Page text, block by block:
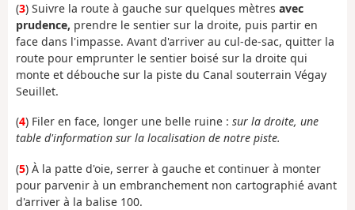
(3) Suivre la route à gauche sur quelques mètres avec
prudence, prendre le sentier sur la droite, puis partir en
face dans l'impasse. Avant d'arriver au cul-de-sac, quitter la
route pour emprunter le sentier boisé sur la droite qui
monte et débouche sur la piste du Canal souterrain Végay
Seuillet.
(4) Filer en face, longer une belle ruine : sur la droite, une
table d'information sur la localisation de notre piste.
(5) À la patte d'oie, serrer à gauche et continuer à monter
pour parvenir à un embranchement non cartographié avant
d'arriver à la balise 100.